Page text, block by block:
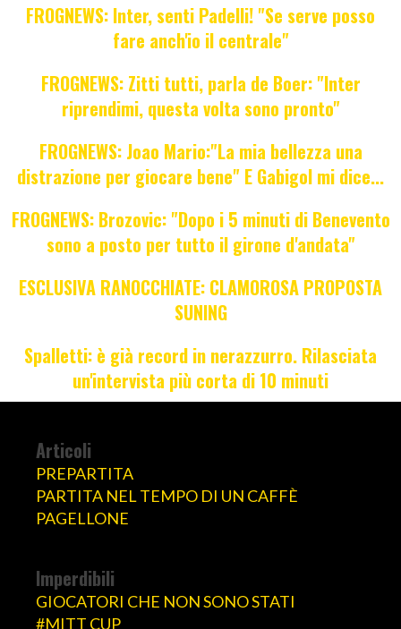
FROGNEWS: Inter, senti Padelli! "Se serve posso
fare anch'io il centrale"
FROGNEWS: Zitti tutti, parla de Boer: "Inter
riprendimi, questa volta sono pronto"
FROGNEWS: Joao Mario:"La mia bellezza una
distrazione per giocare bene" E Gabigol mi dice...
FROGNEWS: Brozovic: "Dopo i 5 minuti di Benevento
sono a posto per tutto il girone d'andata"
ESCLUSIVA RANOCCHIATE: CLAMOROSA PROPOSTA
SUNING
Spalletti: è già record in nerazzurro. Rilasciata
un'intervista più corta di 10 minuti
Articoli
PREPARTITA
PARTITA NEL TEMPO DI UN CAFFÈ
PAGELLONE
Imperdibili
GIOCATORI CHE NON SONO STATI
#MITT CUP